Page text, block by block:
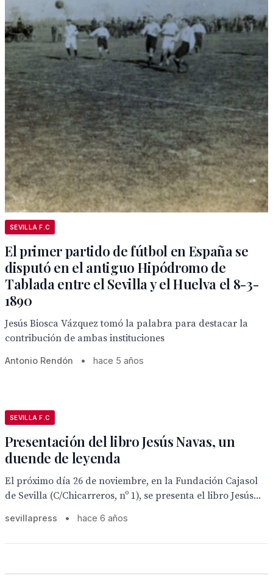
SEVILLA F.C
El primer partido de fútbol en España se
disputó en el antiguo Hipódromo de
Tablada entre el Sevilla y el Huelva el 8-3-
1890
Jesús Biosca Vázquez tomó la palabra para destacar la
contribución de ambas instituciones
Antonio Rendón • hace 5 años
SEVILLA F.C
Presentación del libro Jesús Navas, un
duende de leyenda
El próximo día 26 de noviembre, en la Fundación Cajasol
de Sevilla (C/Chicarreros, nº 1), se presenta el libro Jesús...
sevillapress • hace 6 años